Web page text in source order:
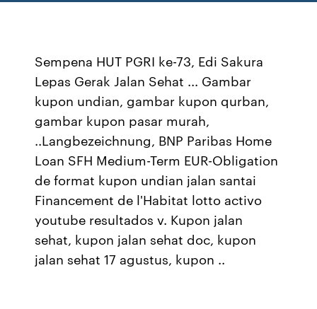
Sempena HUT PGRI ke-73, Edi Sakura
Lepas Gerak Jalan Sehat ... Gambar
kupon undian, gambar kupon qurban,
gambar kupon pasar murah,
..Langbezeichnung, BNP Paribas Home
Loan SFH Medium-Term EUR-Obligation
de format kupon undian jalan santai
Financement de l'Habitat lotto activo
youtube resultados v. Kupon jalan
sehat, kupon jalan sehat doc, kupon
jalan sehat 17 agustus, kupon ..